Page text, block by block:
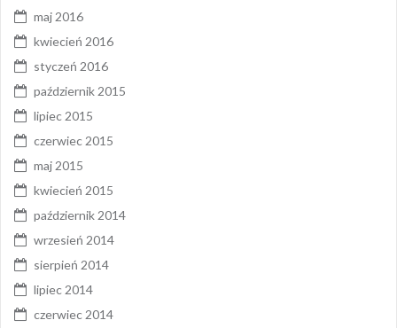
maj 2016
kwiecień 2016
styczeń 2016
październik 2015
lipiec 2015
czerwiec 2015
maj 2015
kwiecień 2015
październik 2014
wrzesień 2014
sierpień 2014
lipiec 2014
czerwiec 2014